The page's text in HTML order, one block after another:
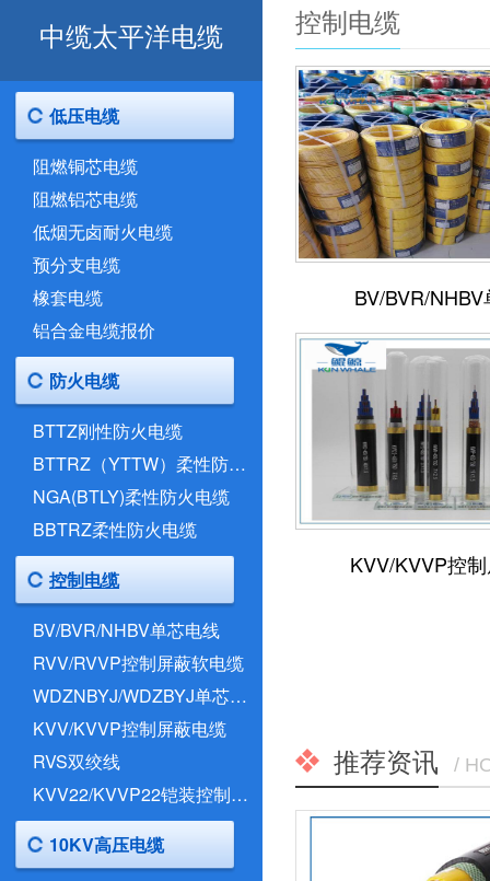
控制电缆
BV/BVR/
KVV/KVVP控
推荐资讯 /
中缆太平洋电缆
低压电缆
阻燃铜芯电缆
阻燃铝芯电缆
低烟无卤耐火电缆
预分支电缆
橡套电缆
铝合金电缆报价
防火电缆
BTTZ刚性防火电缆
BTTRZ（YTTW）柔性防火电缆
NGA(BTLY)柔性防火电缆
BBTRZ柔性防火电缆
控制电缆
BV/BVR/NHBV单芯电线
RVV/RVVP控制屏蔽软电缆
WDZNBYJ/WDZBYJ单芯电线
KVV/KVVP控制屏蔽电缆
RVS双绞线
KVV22/KVVP22铠装控制电缆
10KV高压电缆